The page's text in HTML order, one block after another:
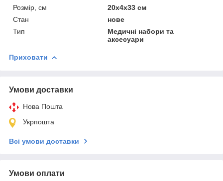
Розмір, см
20х4х33 см
Стан
нове
Тип
Медичні набори та
аксесуари
Приховати
Умови доставки
Нова Пошта
Укрпошта
Всі умови доставки
Умови оплати